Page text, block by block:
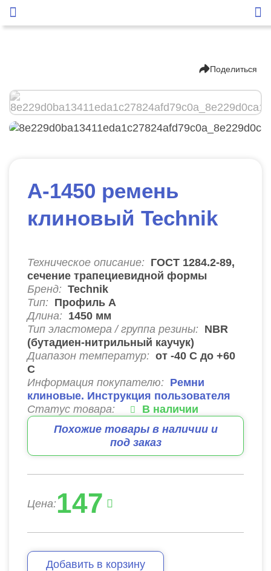
Поделиться
А-1450 ремень
клиновый Technik
Техническое описание: ГОСТ 1284.2-89,
сечение трапециевидной формы
Бренд: Technik
Тип: Профиль A
Длина: 1450 мм
Тип эластомера / группа резины: NBR
(бутадиен-нитрильный каучук)
Диапазон температур: от -40 С до +60
С
Информация покупателю: Ремни
клиновые. Инструкция пользователя
Статус товара:
В наличии
Похожие товары в наличии и
под заказ
Цена:147
Добавить в корзину